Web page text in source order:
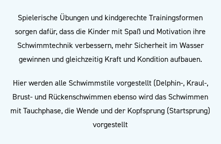
Spielerische Übungen und kindgerechte Trainingsformen
sorgen dafür, dass die Kinder mit Spaß und Motivation ihre
Schwimmtechnik verbessern, mehr Sicherheit im Wasser
gewinnen und gleichzeitig Kraft und Kondition aufbauen.
Hier werden alle Schwimmstile vorgestellt (Delphin-, Kraul-,
Brust- und Rückenschwimmen ebenso wird das Schwimmen
mit Tauchphase, die Wende und der Kopfsprung (Startsprung)
vorgestellt